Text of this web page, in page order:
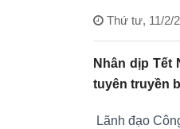
Thứ tư, 11/2/
Nhân dịp Tết
tuyên truyền
Lãnh đạo